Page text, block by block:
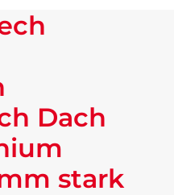
Dach
stark